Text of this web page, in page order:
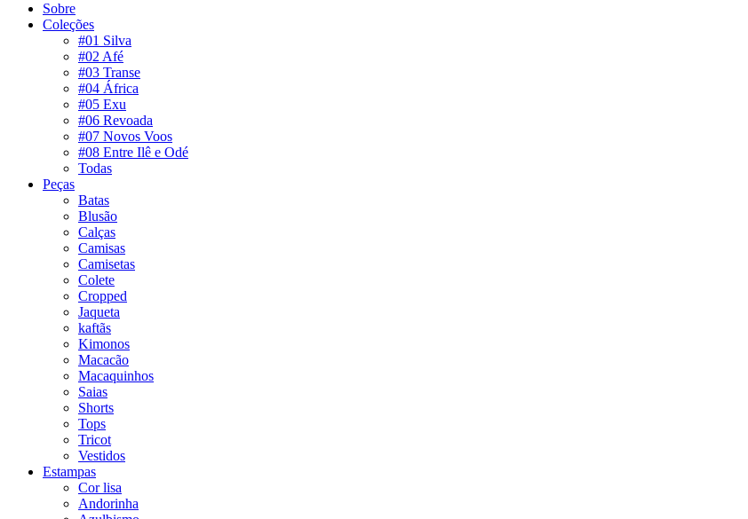
Sobre
Coleções
#01 Silva
#02 Afé
#03 Transe
#04 África
#05 Exu
#06 Revoada
#07 Novos Voos
#08 Entre Ilê e Odé
Todas
Peças
Batas
Blusão
Calças
Camisas
Camisetas
Colete
Cropped
Jaqueta
kaftãs
Kimonos
Macacão
Macaquinhos
Saias
Shorts
Tops
Tricot
Vestidos
Estampas
Cor lisa
Andorinha